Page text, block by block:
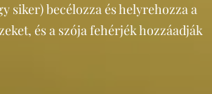
siker) becélozza és helyrehozza a
és a szója fehérjék hozzáadják